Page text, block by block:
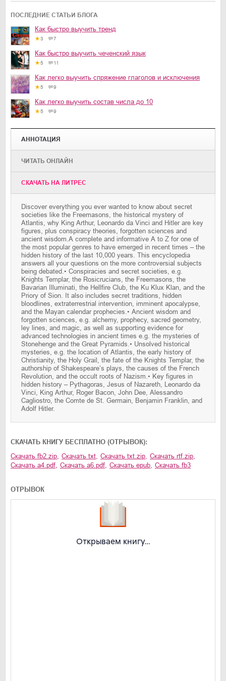
ПОСЛЕДНИЕ СТАТЬИ БЛОГА
Как быстро выучить тренд
3 7
Как быстро выучить чеченский язык
5 11
Как легко выучить спряжение глаголов и исключения
5 9
Как легко выучить состав числа до 10
5 9
АННОТАЦИЯ
ЧИТАТЬ ОНЛАЙН
CКАЧАТЬ НА ЛИТРЕС
Discover everything you ever wanted to know about secret
societies like the Freemasons, the historical mystery of
Atlantis, why King Arthur, Leonardo da Vinci and Hitler are key
figures, plus conspiracy theories, forgotten sciences and
ancient wisdom.A complete and informative A to Z for one of
the most popular genres to have emerged in recent times – the
hidden history of the last 10,000 years. This encyclopedia
answers all your questions on the more controversial subjects
being debated.• Conspiracies and secret societies, e.g.
Knights Templar, the Rosicrucians, the Freemasons, the
Bavarian Illuminati, the Hellfire Club, the Ku Klux Klan, and the
Priory of Sion. It also includes secret traditions, hidden
bloodlines, extraterrestrial intervention, imminent apocalypse,
and the Mayan calendar prophecies.• Ancient wisdom and
forgotten sciences, e.g. alchemy, prophecy, sacred geometry,
ley lines, and magic, as well as supporting evidence for
advanced technologies in ancient times e.g. the mysteries of
Stonehenge and the Great Pyramids.• Unsolved historical
mysteries, e.g. the location of Atlantis, the early history of
Christianity, the Holy Grail, the fate of the Knights Templar, the
authorship of Shakespeare’s plays, the causes of the French
Revolution, and the occult roots of Nazism.• Key figures in
hidden history – Pythagoras, Jesus of Nazareth, Leonardo da
Vinci, King Arthur, Roger Bacon, John Dee, Alessandro
Cagliostro, the Comte de St. Germain, Benjamin Franklin, and
Adolf Hitler.
CКАЧАТЬ КНИГУ БЕСПЛАТНО (ОТРЫВОК):
Скачать fb2.zip, Скачать txt, Скачать txt.zip, Скачать rtf.zip,
Скачать a4.pdf, Скачать a6.pdf, Скачать epub, Скачать fb3
ОТРЫВОК